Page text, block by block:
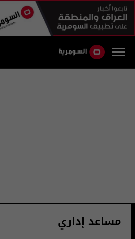
مساعد إداري